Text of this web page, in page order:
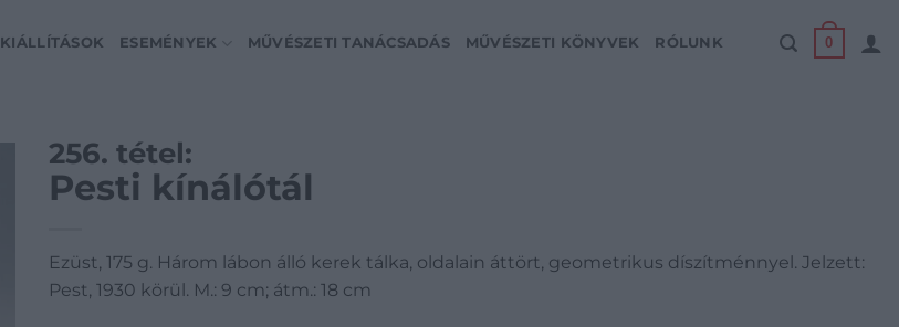
KIÁLLÍTÁSOK ESEMÉNYEK MŰVÉSZETI TANÁCSADÁS MŰVÉSZETI KÖNYVEK RÓLUNK 0
256. tétel:
Pesti kínálótál
Ezüst, 175 g. Három lábon álló kerek tálka, oldalain áttört, geometrikus díszítménnyel. Jelzett:
Pest, 1930 körül. M.: 9 cm; átm.: 18 cm